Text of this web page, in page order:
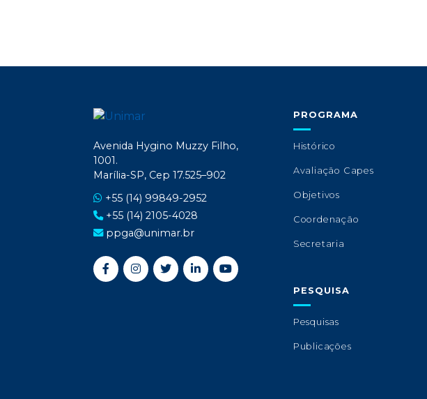
Avenida Hygino Muzzy Filho,
1001.
Marília-SP, Cep 17.525–902
+55 (14) 99849-2952
+55 (14) 2105-4028
ppga@unimar.br
PROGRAMA
Histórico
Avaliação Capes
Objetivos
Coordenação
Secretaria
PESQUISA
Pesquisas
Publicações